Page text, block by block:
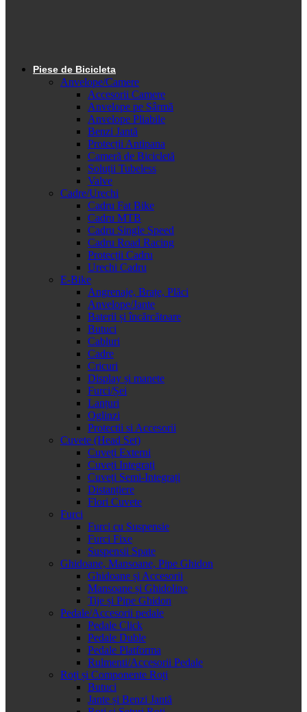
Piese de Bicicleta
Anvelope/Camere
Accesorii Camere
Anvelope pe Sârmă
Anvelope Pliabile
Benzi Jantă
Protecții Antipana
Cameră de Bicicletă
Soluții Tubeless
Valve
Cadre/Urechi
Cadru Fat Bike
Cadru MTB
Cadru Single Speed
Cadru Road Racing
Protecții Cadru
Urechi Cadru
E-Bike
Angrenaje, Brațe, Plăci
Anvelope/Jante
Baterii și încărcătoare
Butuci
Cabluri
Cadre
Cricuri
Display și manete
Furci/Șei
Lanțuri
Oglinzi
Protectii si Accesorii
Cuvete (Head Set)
Cuveți Externi
Cuveți Integrați
Cuveți Semi-Integrați
Distanțiere
Flori Cuvete
Furci
Furci cu Suspensie
Furci Fixe
Suspensii Spate
Ghidoane, Mansoane, Pipe Ghidon
Ghidoane și Accesorii
Mansoane și Ghidoline
Tije și Pipe Ghidon
Pedale/Accesorii pedale
Pedale Click
Pedale Duble
Pedale Platforma
Rulmenti/Accesorii Pedale
Roți și Componente Roți
Butuci
Jante și Benzi Jantă